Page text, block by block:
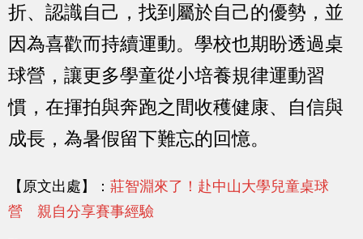
折、認識自己，找到屬於自己的優勢，並
因為喜歡而持續運動。學校也期盼透過桌
球營，讓更多學童從小培養規律運動習
慣，在揮拍與奔跑之間收穫健康、自信與
成長，為暑假留下難忘的回憶。
【原文出處】： 莊智淵來了！赴中山大學兒童桌球
營 親自分享賽事經驗